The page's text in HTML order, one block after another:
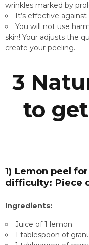
wrinkles marked by
It’s effective
You will not use
skin! Your adjusts the
create your peeling.
3
to
1) Lemon peel
difficulty: Piece
Ingredients:
Juice of 1 lemon
1 tablespoon of